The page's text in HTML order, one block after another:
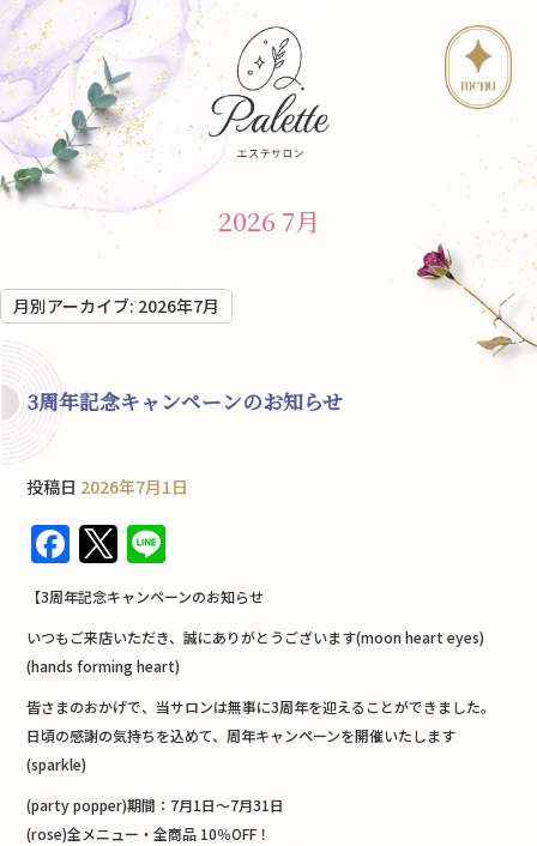
2026 7月
月別アーカイブ: 2026年7月
3周年記念キャンペーンのお知らせ
投稿日 2026年7月1日
F
a
c
e
b
o
o
k
T
w
it
te
r
n
e
【3周年記念キャンペーンのお知らせ
いつもご来店いただき、誠にありがとうございます(moon heart eyes)
(hands forming heart)
皆さまのおかげで、当サロンは無事に3周年を迎えることができました。
日頃の感謝の気持ちを込めて、周年キャンペーンを開催いたします
(sparkle)
(party popper)期間：7月1日～7月31日
(rose)全メニュー・全商品 10％OFF！